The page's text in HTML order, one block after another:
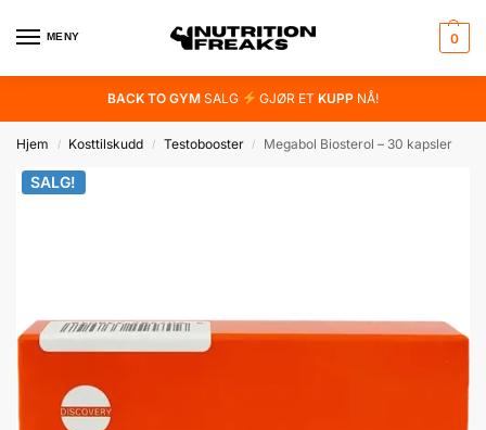
MENY 0
BACK TO GYMSALG GJØR ET KUPP NÅ!
Hjem / Kosttilskudd / Testobooster / Megabol Biosterol – 30 kapsler
SALG!